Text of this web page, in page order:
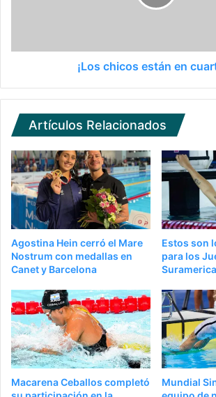
¡Los chicos están en
Artículos Relacionados
Agostina Hein cerró el Mare
Nostrum con medallas en
Canet y Barcelona
Estos son
para los
Macarena Ceballos completó
Mundial